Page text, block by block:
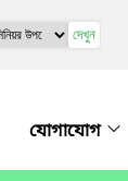
দেখুন
যোগাযোগ